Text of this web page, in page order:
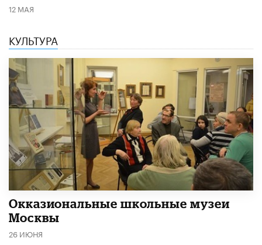
12 МАЯ
КУЛЬТУРА
​Окказиональные школьные музеи
Москвы
26 ИЮНЯ